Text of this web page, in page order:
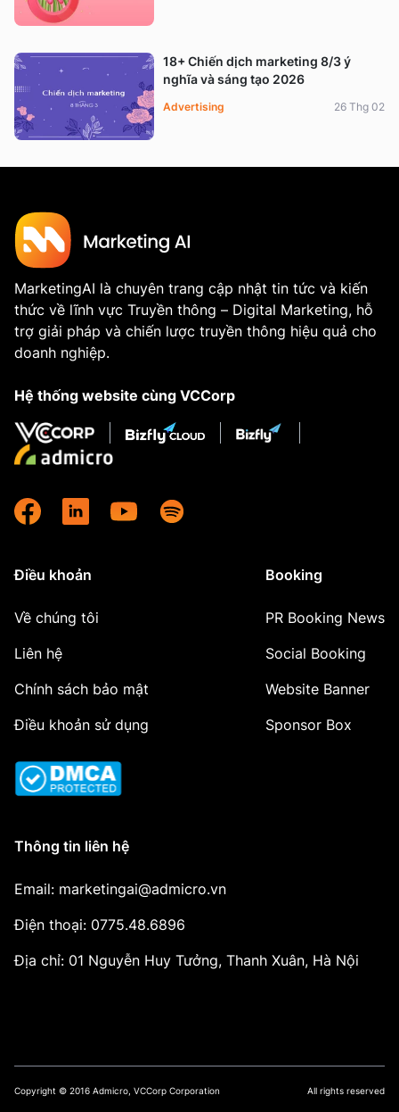
18+ Chiến dịch marketing 8/3 ý
nghĩa và sáng tạo 2026
Advertising 26 Thg 02
MarketingAI là chuyên trang cập nhật tin tức và kiến
thức về lĩnh vực Truyền thông – Digital Marketing, hỗ
trợ giải pháp và chiến lược truyền thông hiệu quả cho
doanh nghiệp.
Hệ thống website cùng VCCorp
Điều khoản
Về chúng tôi
Liên hệ
Chính sách bảo mật
Điều khoản sử dụng
Booking
PR Booking News
Social Booking
Website Banner
Sponsor Box
Thông tin liên hệ
Email: marketingai@admicro.vn
Điện thoại: 0775.48.6896
Địa chỉ: 01 Nguyễn Huy Tưởng, Thanh Xuân, Hà Nội
Copyright © 2016 Admicro, VCCorp Corporation All rights reserved